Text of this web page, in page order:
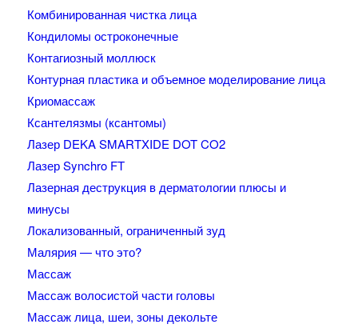
Комбинированная чистка лица
Кондиломы остроконечные
Контагиозный моллюск
Контурная пластика и объемное моделирование лица
Криомассаж
Ксантелязмы (ксантомы)
Лазер DEKA SMARTXIDE DOT CO2
Лазер Synchro FT
Лазерная деструкция в дерматологии плюсы и
минусы
Локализованный, ограниченный зуд
Малярия — что это?
Массаж
Массаж волосистой части головы
Массаж лица, шеи, зоны декольте